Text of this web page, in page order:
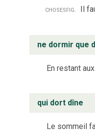
chosesfig. Il
ne dormir que
En restant
qui dort dîne
Le sommeil